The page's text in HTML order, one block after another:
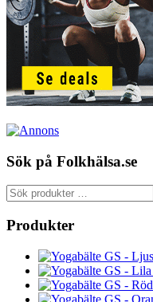
Sök på Folkhälsa.se
Sök
efter:
Produkter